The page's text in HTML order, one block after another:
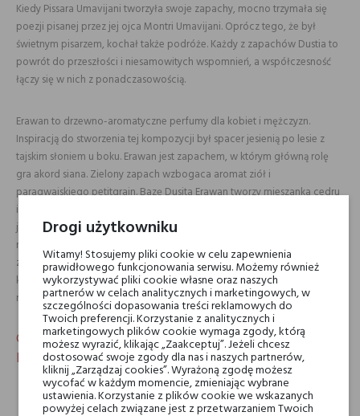
Kiedy Pissara Umavijani tworzyła swoje zapachy, mocno trzymała się
poezji pisanej przez jej ojca Montri Umavijani. Oprócz tego, że był
świetnym pisarzem, kochał także podróże. Każdy z zapachów Dustia to
powrót do przeszłości i niesamowitych wspomnień, a współczesność
łączy się w nich z ponadczasowością.
Erawan to drzewno-aromatyczne perfumy dla kobiet i mężczyzn.
Inspiracją do stworzenia tej kompozycji był spacer jesienią po lesie z
tajskim słoniem u boku. Erawan jest zapachem, w którym główną rolę
gra akord siana. Zielony zapach wzbogaca aromat ziół i
paragwajskiego petitgrain. Bazę Dusita Erawan tworzy mieszanka cedru
i wetywerii z subtelną, ledwo wyczuwalną nutą wanilii. Otwarcie Erawan
jest dość gorzkie, bardzo wytrawne, wręcz chłodne. Z biegiem czasu
robi się coraz cieplejsza i otulająca, raz po raz uwalniając zieloną smugę
ziół i siana. Woda perfumowana zdecydowanie należy do tych, z
którymi „trzeba pochodzić”, by uwolniło się z niego wszystko, co
najlepsze. Erawan to zapach na każdą porę roku.
Charakterystyka drzewno-aromatycznej wody
perfumowanej Dusita Erawan
Erawan Dusita dla kobiet i mężczyzn.
Kompozycja o dużej projekcji.
Elegancki, minimalistyczny flakon.
Drogi użytkowniku
Witamy! Stosujemy pliki cookie w celu zapewnienia
prawidłowego funkcjonowania serwisu. Możemy również
wykorzystywać pliki cookie własne oraz naszych
partnerów w celach analitycznych i marketingowych, w
szczególności dopasowania treści reklamowych do
Twoich preferencji. Korzystanie z analitycznych i
marketingowych plików cookie wymaga zgody, którą
możesz wyrazić, klikając „Zaakceptuj”. Jeżeli chcesz
dostosować swoje zgody dla nas i naszych partnerów,
kliknij „Zarządzaj cookies”. Wyrażoną zgodę możesz
wycofać w każdym momencie, zmieniając wybrane
ustawienia. Korzystanie z plików cookie we wskazanych
powyżej celach związane jest z przetwarzaniem Twoich